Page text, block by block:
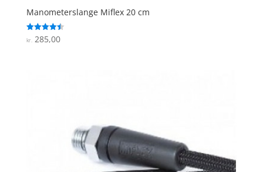
Manometerslange Miflex 20 cm
Vurderet
4.5
kr. 285,00